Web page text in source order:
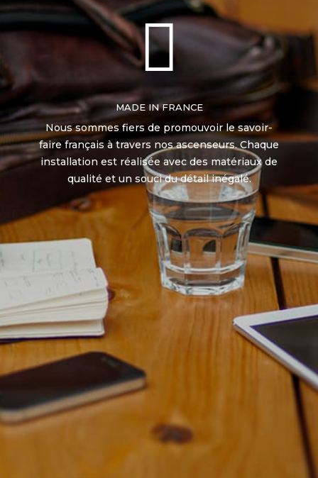

MADE IN FRANCE
Nous sommes fiers de promouvoir le savoir-
faire français à travers nos ascenseurs. Chaque
installation est réalisée avec des matériaux de
qualité et un souci du détail inégalé.